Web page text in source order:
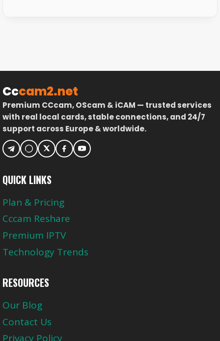
SEITEN
BUNDESLIGA,
CHAMPIONS
LEAGUE
&
FORMEL
1
Cccam2.net
Premium CCcam, OScam & iCAM — trusted services
with real local cards, stable connections, and 24/7
support across Europe & worldwide.
QUICK LINKS
Plan & Pricing
Cccam Reshare
Premium IPTV
Technology Trends
RESOURCES
Our Blog
Contact Us
Privacy Policy